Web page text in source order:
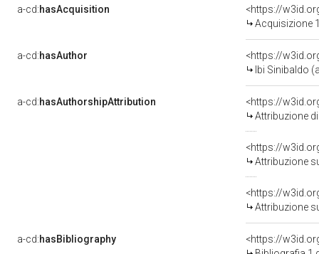
a-cd:hasAcquisition
<https://
Acquisizione
a-cd:hasAuthor
<https://
Ibi Sinibaldo
a-cd:hasAuthorshipAttribution
<https://
Attribuzione
<https://
Attribuzione
<https://
Attribuzione
a-cd:hasBibliography
<https://